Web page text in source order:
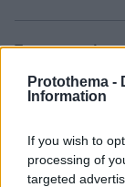
Protothema -
Information
If you wish to
processing of
targeted
Το ευχαριστώ
στα Χανιά:
ασφάλειας»